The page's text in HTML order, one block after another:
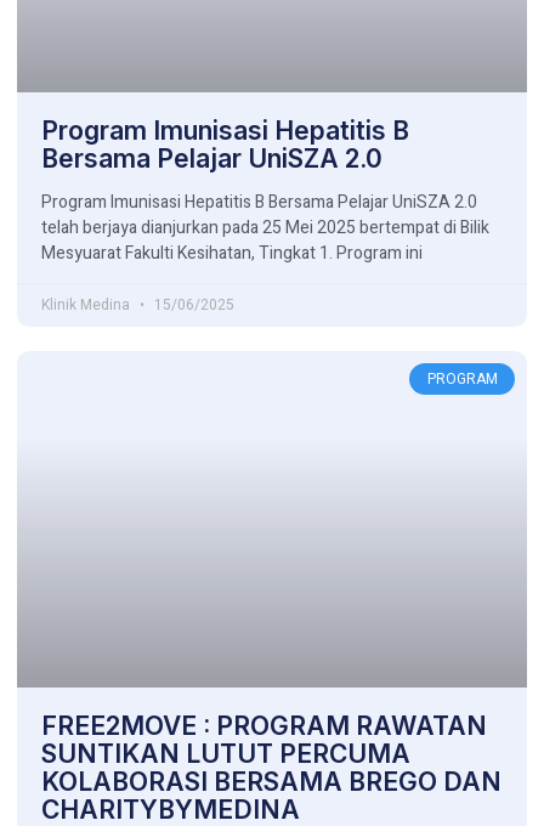
Program Imunisasi Hepatitis B
Bersama Pelajar UniSZA 2.0
Program Imunisasi Hepatitis B Bersama Pelajar UniSZA 2.0
telah berjaya dianjurkan pada 25 Mei 2025 bertempat di Bilik
Mesyuarat Fakulti Kesihatan, Tingkat 1. Program ini
Klinik Medina 15/06/2025
PROGRAM
FREE2MOVE : PROGRAM RAWATAN
SUNTIKAN LUTUT PERCUMA
KOLABORASI BERSAMA BREGO DAN
CHARITYBYMEDINA